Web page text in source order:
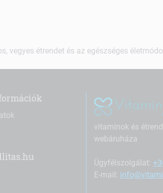
vegyes étrendet és az egészséges
vitaminok és
webáruháza
Ügyfélszolgálat:
E-mail: